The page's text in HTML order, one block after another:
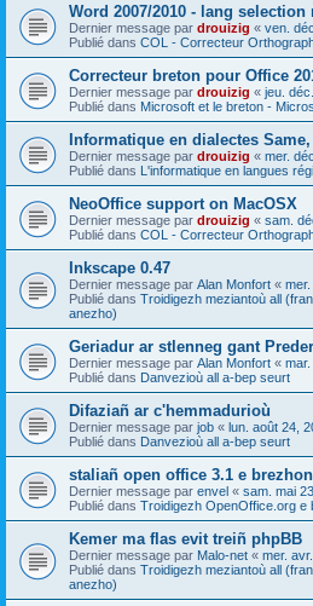
Word 2007/2010 - lang
Dernier message par drouizig « ven.
Publié dans COL - Correcteur
Correcteur breton pour Office
Dernier message par drouizig « jeu.
Publié dans Microsoft et le breton -
Informatique en dialectes
Dernier message par drouizig « mer.
Publié dans L'informatique en langues
NeoOffice support on MacOSX
Dernier message par drouizig « sam.
Publié dans COL - Correcteur
Inkscape 0.47
Dernier message par Alan Monfort «
Publié dans Troidigezh meziantoù all
anezho)
Geriadur ar stlenneg gant
Dernier message par Alan Monfort «
Publié dans Danvezioù all a-bep seurt
Difaziañ ar c'hemmadurioù
Dernier message par job « lun. août 24,
Publié dans Danvezioù all a-bep seurt
staliañ open office 3.1 e
Dernier message par envel « sam. mai
Publié dans Troidigezh OpenOffice.org e
Kemer ma flas evit treiñ phpBB
Dernier message par Malo-net « mer.
Publié dans Troidigezh meziantoù all
anezho)